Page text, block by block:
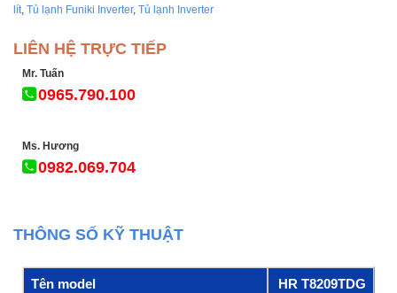
lít Tủ lạnh Funiki Inverter, Tủ lạnh Inverter
LIÊN HỆ TRỰC TIẾP
Mr. Tuấn
0965.790.100
Ms. Hương
0982.069.704
THÔNG SỐ KỸ THUẬT
Tên model HR T8209TDG